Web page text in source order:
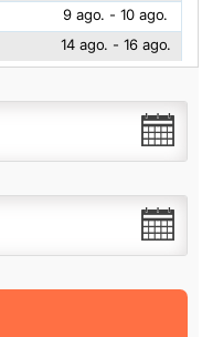
9 ago. - 10 ago.
14 ago. - 16 ago.